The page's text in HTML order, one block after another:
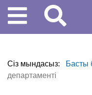
Сіз мындасыз: Басты
департаменті